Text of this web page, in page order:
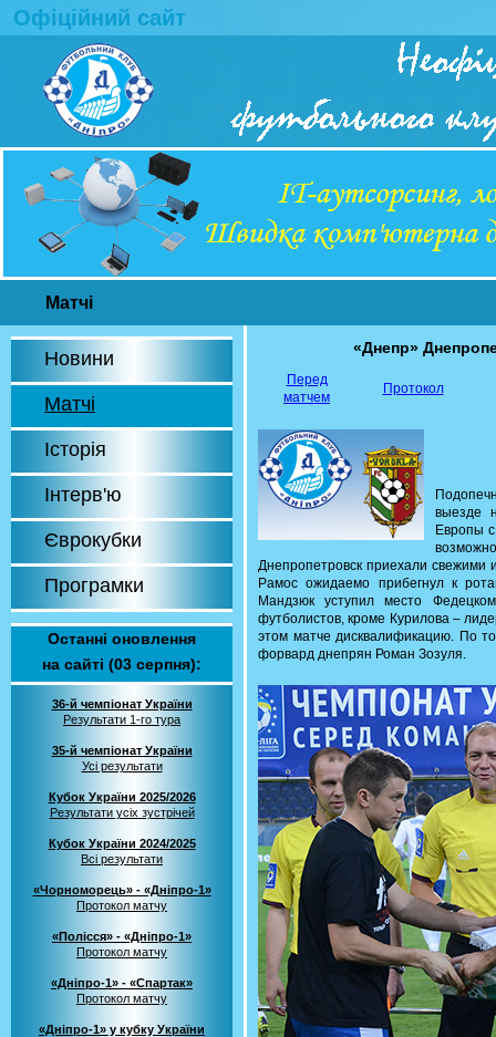
Офіційний сайт
Матчі
Новини
Матчі
Історія
Інтерв'ю
Єврокубки
Програмки
Останні оновлення
на сайті (03 серпня):
36-й чемпіонат України
Результати 1-го тура
35-й чемпіонат України
Усі результати
Кубок України 2025/2026
Результати усіх зустрічей
Кубок України 2024/2025
Всі результати
«Чорноморець» - «Дніпро-1»
Протокол матчу
«Полісся» - «Дніпро-1»
Протокол матчу
«Дніпро-1» - «Спартак»
Протокол матчу
«Дніпро-1» у кубку України
«Днепр»
Перед
матчем
Протокол
выезде
Европы
Днепропетровск приехали свежими
Рамос ожидаемо прибегнул к
Мандзюк уступил место
футболистов, кроме Курилова –
этом матче дисквалификацию. По
форвард днепрян Роман Зозуля.